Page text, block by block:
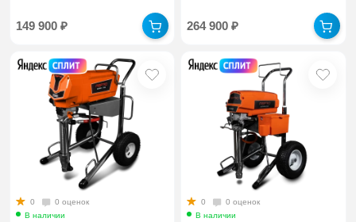
149 900₽ 264 900₽
0
0 оценок
В наличии
0
0 оценок
В наличии